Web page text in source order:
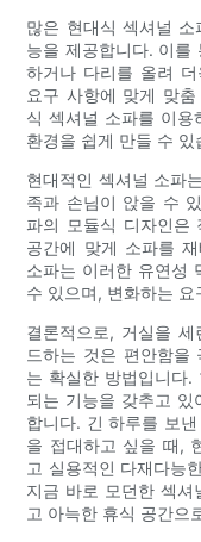
많은 현대식 섹셔널
능을 제공합니다. 이를
하거나 다리를 올려
요구 사항에 맞게 맞
식 섹셔널 소파를 이용
환경을 쉽게 만들 수 있
현대적인 섹셔널 소파
족과 손님이 앉을 수
파의 모듈식 디자인은
공간에 맞게 소파를
소파는 이러한 유연성
수 있으며, 변화하는
결론적으로, 거실을
드하는 것은 편안함을
는 확실한 방법입니다.
되는 기능을 갖추고 있
합니다. 긴 하루를 보
을 접대하고 싶을 때,
고 실용적인 다재다능
지금 바로 모던한 섹셔
고 아늑한 휴식 공간으